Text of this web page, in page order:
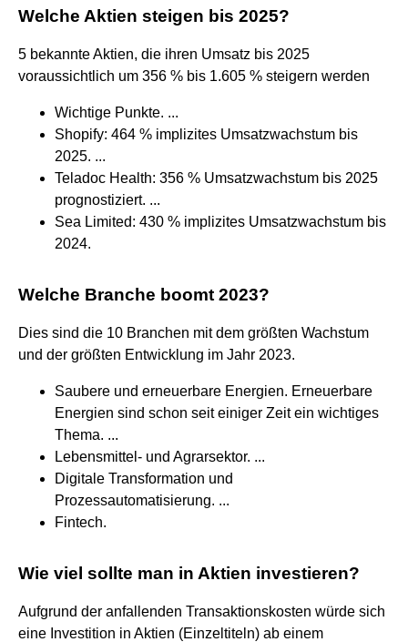
Welche Aktien steigen bis 2025?
5 bekannte Aktien, die ihren Umsatz bis 2025
voraussichtlich um 356 % bis 1.605 % steigern werden
Wichtige Punkte. ...
Shopify: 464 % implizites Umsatzwachstum bis
2025. ...
Teladoc Health: 356 % Umsatzwachstum bis 2025
prognostiziert. ...
Sea Limited: 430 % implizites Umsatzwachstum bis
2024.
Welche Branche boomt 2023?
Dies sind die 10 Branchen mit dem größten Wachstum
und der größten Entwicklung im Jahr 2023.
Saubere und erneuerbare Energien. Erneuerbare
Energien sind schon seit einiger Zeit ein wichtiges
Thema. ...
Lebensmittel- und Agrarsektor. ...
Digitale Transformation und
Prozessautomatisierung. ...
Fintech.
Wie viel sollte man in Aktien investieren?
Aufgrund der anfallenden Transaktionskosten würde sich
eine Investition in Aktien (Einzeltiteln) ab einem